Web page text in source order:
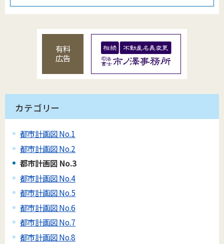
有料
広告
カテゴリー
都市計画図 No.1
都市計画図 No.2
都市計画図 No.3
都市計画図 No.4
都市計画図 No.5
都市計画図 No.6
都市計画図 No.7
都市計画図 No.8